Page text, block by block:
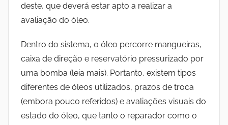
deste, que deverá estar apto a realizar a
avaliação do óleo.
Dentro do sistema, o óleo percorre mangueiras,
caixa de direção e reservatório pressurizado por
uma bomba (leia mais). Portanto, existem tipos
diferentes de óleos utilizados, prazos de troca
(embora pouco referidos) e avaliações visuais do
estado do óleo, que tanto o reparador como o